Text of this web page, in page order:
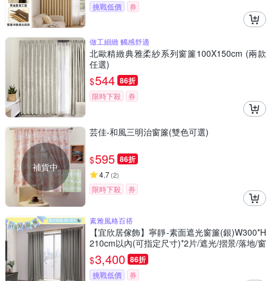
挑戰低價 券
做工細緻 觸感舒適
北歐精緻典雅柔紗系列窗簾100X150cm (兩款
任選)
$544 86折
限時下殺 券
補貨中
芸佳-和風三明治窗簾(雙色可選)
$595 86折
4.7(2)
限時下殺 券
素雅風格百搭
【宜欣居傢飾】寧靜-素面遮光窗簾(銀)W300*H
210cm以內(可指定尺寸)*2片/遮光/摺景/落地/窗
簾/台灣製MIT
$3,400 86折
挑戰低價 券